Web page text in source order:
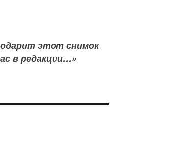
этот снимок
в редакции…»